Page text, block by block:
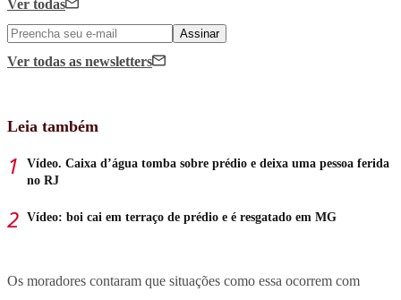
Ver todas
Assinar
Ver todas as newsletters
Leia também
Vídeo. Caixa d’água tomba sobre prédio e deixa uma pessoa ferida
no RJ
Vídeo: boi cai em terraço de prédio e é resgatado em MG
Os moradores contaram que situações como essa ocorrem com